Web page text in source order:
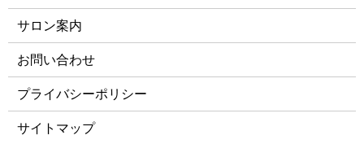
サロン案内
お問い合わせ
プライバシーポリシー
サイトマップ